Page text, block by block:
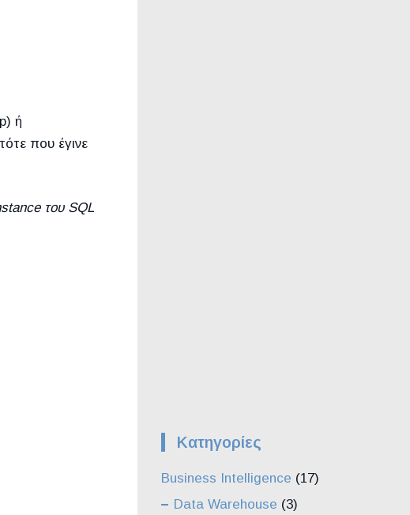
ή
που έγινε
του SQL
Kατηγορίες
Business Intelligence (17)
Data Warehouse (3)